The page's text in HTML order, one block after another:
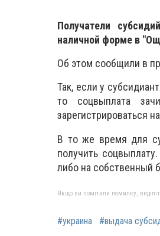
Получатели
наличной форме в
Об этом сообщили в
Так, если у
то соцвыплата
зарегистрироваться
В то же время для
получить
либо на собственный
Якщо ви помітили помилку,
#украина #выдача